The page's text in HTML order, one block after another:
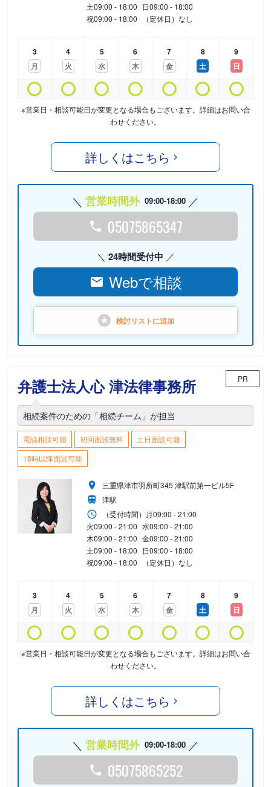
土09:00 - 18:00 日09:00 - 18:00
祝09:00 - 18:00 （定休日）なし
3
月
4
火
5
水
6
木
7
金
8
土
9
日
※営業日・相談可能日が変更となる場合もございます。詳細はお問い合
わせください。
詳しくはこちら
営業時間外 09:00-18:00
05075865347
24時間受付中
Webで相談
検討リストに追加
弁護士法人心 津法律事務所 PR
相続案件のための「相続チーム」が担当
電話相談可能 初回面談無料
土日面談可能
18時以降面談可能
三重県津市羽所町345 津駅前第一ビル5F
津駅
（受付時間） 月09:00 - 21:00
火09:00 - 21:00 水09:00 - 21:00
木09:00 - 21:00 金09:00 - 21:00
土09:00 - 18:00 日09:00 - 18:00
祝09:00 - 18:00 （定休日）なし
3
月
4
火
5
水
6
木
7
金
8
土
9
日
※営業日・相談可能日が変更となる場合もございます。詳細はお問い合
わせください。
詳しくはこちら
営業時間外 09:00-18:00
05075865252